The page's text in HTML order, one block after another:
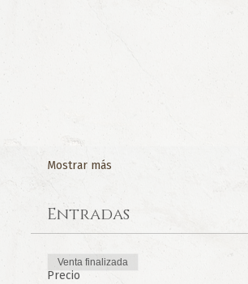
Mostrar más
Entradas
Precio
Venta finalizada